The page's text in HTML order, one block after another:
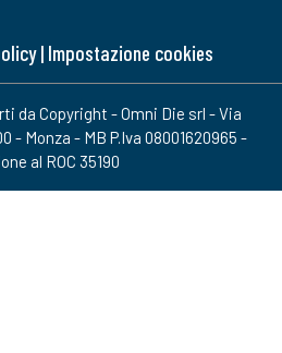
| Impostazione cookies
da Copyright - Omni Die srl - Via
- Monza - MB P.Iva 08001620965 -
al ROC 35190